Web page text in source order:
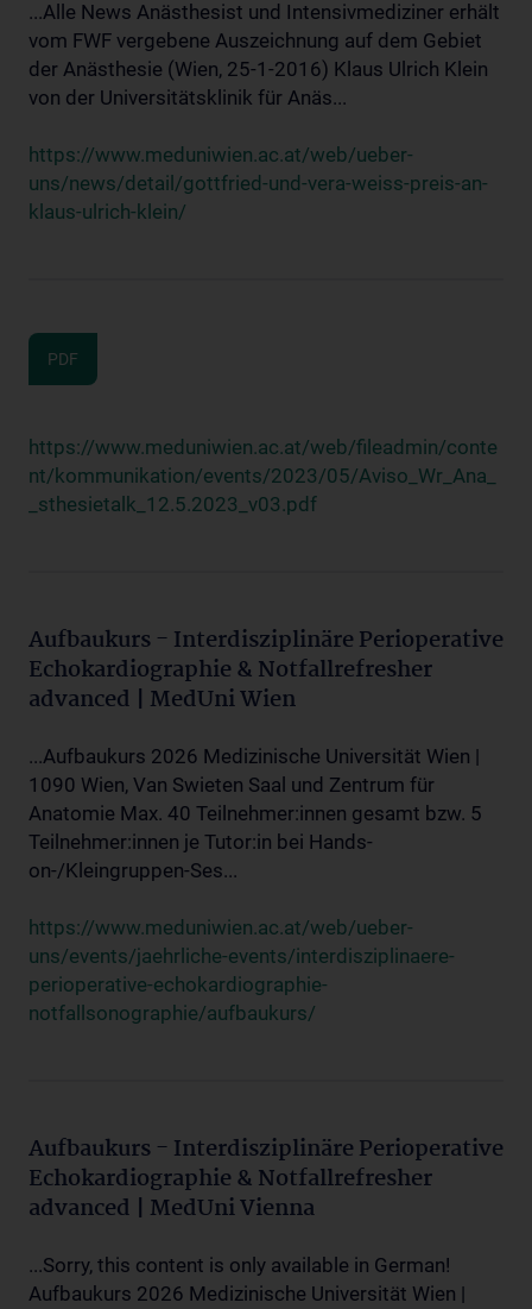
...Alle News Anästhesist und Intensivmediziner erhält
vom FWF vergebene Auszeichnung auf dem Gebiet
der Anästhesie (Wien, 25-1-2016) Klaus Ulrich Klein
von der Universitätsklinik für Anäs...
https://www.meduniwien.ac.at/web/ueber-
uns/news/detail/gottfried-und-vera-weiss-preis-an-
klaus-ulrich-klein/
PDF
https://www.meduniwien.ac.at/web/fileadmin/conte
nt/kommunikation/events/2023/05/Aviso_Wr_Ana_
_sthesietalk_12.5.2023_v03.pdf
Aufbaukurs - Interdisziplinäre Perioperative
Echokardiographie & Notfallrefresher
advanced | MedUni Wien
...Aufbaukurs 2026 Medizinische Universität Wien |
1090 Wien, Van Swieten Saal und Zentrum für
Anatomie Max. 40 Teilnehmer:innen gesamt bzw. 5
Teilnehmer:innen je Tutor:in bei Hands-
on-/Kleingruppen-Ses...
https://www.meduniwien.ac.at/web/ueber-
uns/events/jaehrliche-events/interdisziplinaere-
perioperative-echokardiographie-
notfallsonographie/aufbaukurs/
Aufbaukurs - Interdisziplinäre Perioperative
Echokardiographie & Notfallrefresher
advanced | MedUni Vienna
...Sorry, this content is only available in German!
Aufbaukurs 2026 Medizinische Universität Wien |